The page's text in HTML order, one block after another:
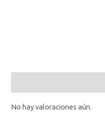
No hay valoraciones aún.